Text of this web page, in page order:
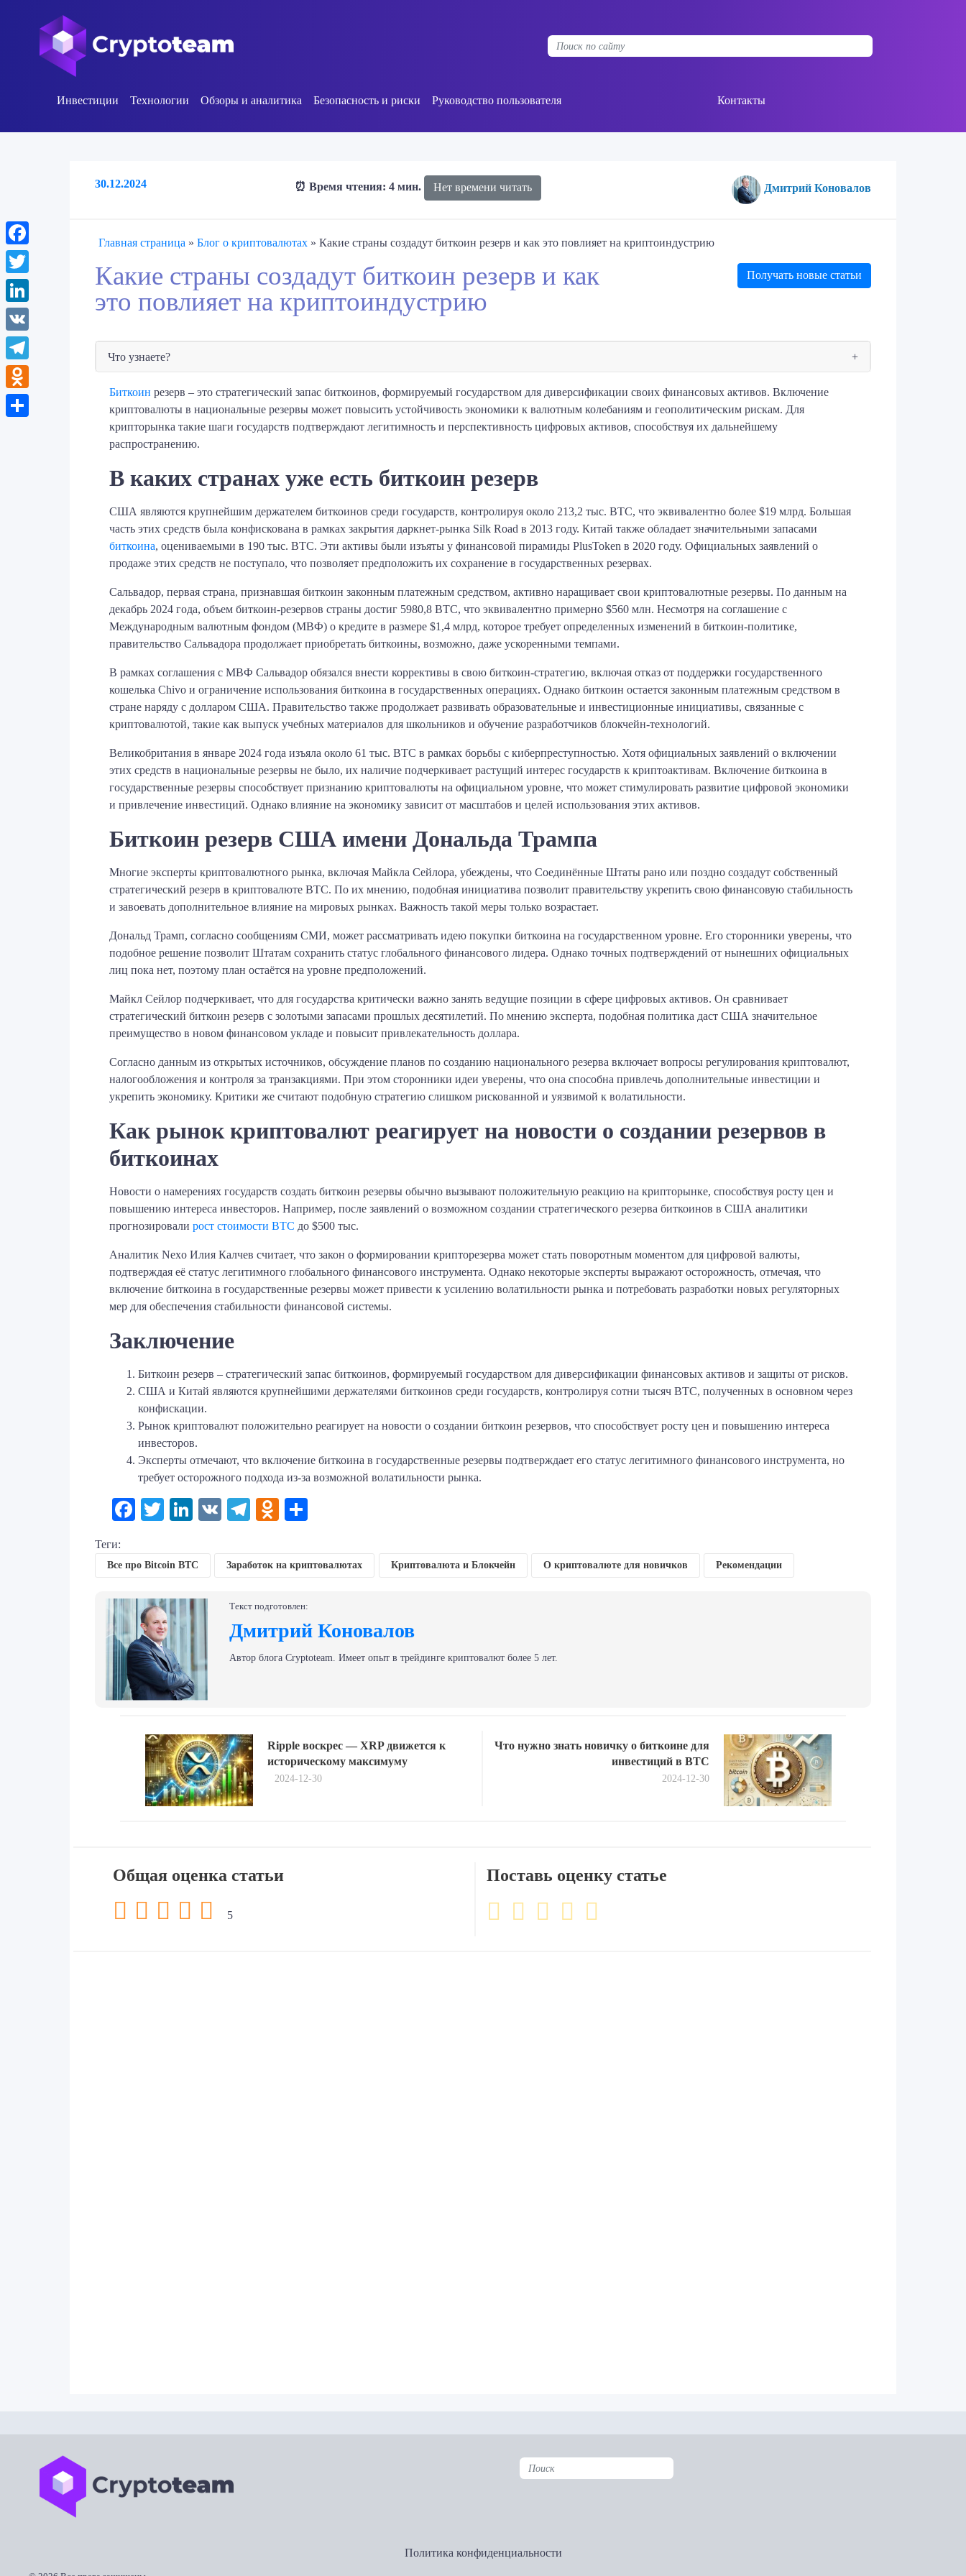
Инвестиции Технологии Обзоры и аналитика Безопасность и риски Руководство пользователя Контакты
30.12.2024 ⏰ Время чтения: 4 мин. Нет времени читать Дмитрий Коновалов
Главная страница » Блог о криптовалютах » Какие страны создадут биткоин резерв и как это повлияет на криптоиндустрию
Какие страны создадут биткоин резерв и как
это повлияет на криптоиндустрию
Получать новые статьи
Что узнаете?
Биткоин резерв – это стратегический запас биткоинов, формируемый государством для диверсификации своих финансовых активов. Включение
криптовалюты в национальные резервы может повысить устойчивость экономики к валютным колебаниям и геополитическим рискам. Для
крипторынка такие шаги государств подтверждают легитимность и перспективность цифровых активов, способствуя их дальнейшему
распространению.
В каких странах уже есть биткоин резерв
США являются крупнейшим держателем биткоинов среди государств, контролируя около 213,2 тыс. BTC, что эквивалентно более $19 млрд. Большая
часть этих средств была конфискована в рамках закрытия даркнет-рынка Silk Road в 2013 году. Китай также обладает значительными запасами
биткоина, оцениваемыми в 190 тыс. BTC. Эти активы были изъяты у финансовой пирамиды PlusToken в 2020 году. Официальных заявлений о
продаже этих средств не поступало, что позволяет предположить их сохранение в государственных резервах.
Сальвадор, первая страна, признавшая биткоин законным платежным средством, активно наращивает свои криптовалютные резервы. По данным на
декабрь 2024 года, объем биткоин-резервов страны достиг 5980,8 BTC, что эквивалентно примерно $560 млн. Несмотря на соглашение с
Международным валютным фондом (МВФ) о кредите в размере $1,4 млрд, которое требует определенных изменений в биткоин-политике,
правительство Сальвадора продолжает приобретать биткоины, возможно, даже ускоренными темпами.
В рамках соглашения с МВФ Сальвадор обязался внести коррективы в свою биткоин-стратегию, включая отказ от поддержки государственного
кошелька Chivo и ограничение использования биткоина в государственных операциях. Однако биткоин остается законным платежным средством в
стране наряду с долларом США. Правительство также продолжает развивать образовательные и инвестиционные инициативы, связанные с
криптовалютой, такие как выпуск учебных материалов для школьников и обучение разработчиков блокчейн-технологий.
Великобритания в январе 2024 года изъяла около 61 тыс. BTC в рамках борьбы с киберпреступностью. Хотя официальных заявлений о включении
этих средств в национальные резервы не было, их наличие подчеркивает растущий интерес государств к криптоактивам. Включение биткоина в
государственные резервы способствует признанию криптовалюты на официальном уровне, что может стимулировать развитие цифровой экономики
и привлечение инвестиций. Однако влияние на экономику зависит от масштабов и целей использования этих активов.
Биткоин резерв США имени Дональда Трампа
Многие эксперты криптовалютного рынка, включая Майкла Сейлора, убеждены, что Соединённые Штаты рано или поздно создадут собственный
стратегический резерв в криптовалюте BTC. По их мнению, подобная инициатива позволит правительству укрепить свою финансовую стабильность
и завоевать дополнительное влияние на мировых рынках. Важность такой меры только возрастает.
Дональд Трамп, согласно сообщениям СМИ, может рассматривать идею покупки биткоина на государственном уровне. Его сторонники уверены, что
подобное решение позволит Штатам сохранить статус глобального финансового лидера. Однако точных подтверждений от нынешних официальных
лиц пока нет, поэтому план остаётся на уровне предположений.
Майкл Сейлор подчеркивает, что для государства критически важно занять ведущие позиции в сфере цифровых активов. Он сравнивает
стратегический биткоин резерв с золотыми запасами прошлых десятилетий. По мнению эксперта, подобная политика даст США значительное
преимущество в новом финансовом укладе и повысит привлекательность доллара.
Согласно данным из открытых источников, обсуждение планов по созданию национального резерва включает вопросы регулирования криптовалют,
налогообложения и контроля за транзакциями. При этом сторонники идеи уверены, что она способна привлечь дополнительные инвестиции и
укрепить экономику. Критики же считают подобную стратегию слишком рискованной и уязвимой к волатильности.
Как рынок криптовалют реагирует на новости о создании резервов в
биткоинах
Новости о намерениях государств создать биткоин резервы обычно вызывают положительную реакцию на крипторынке, способствуя росту цен и
повышению интереса инвесторов. Например, после заявлений о возможном создании стратегического резерва биткоинов в США аналитики
прогнозировали рост стоимости BTC до $500 тыс.
Аналитик Nexo Илия Калчев считает, что закон о формировании крипторезерва может стать поворотным моментом для цифровой валюты,
подтверждая её статус легитимного глобального финансового инструмента. Однако некоторые эксперты выражают осторожность, отмечая, что
включение биткоина в государственные резервы может привести к усилению волатильности рынка и потребовать разработки новых регуляторных
мер для обеспечения стабильности финансовой системы.
Заключение
Биткоин резерв – стратегический запас биткоинов, формируемый государством для диверсификации финансовых активов и защиты от рисков.
США и Китай являются крупнейшими держателями биткоинов среди государств, контролируя сотни тысяч BTC, полученных в основном через
конфискации.
Рынок криптовалют положительно реагирует на новости о создании биткоин резервов, что способствует росту цен и повышению интереса
инвесторов.
Эксперты отмечают, что включение биткоина в государственные резервы подтверждает его статус легитимного финансового инструмента, но
требует осторожного подхода из-за возможной волатильности рынка.
Facebook
TwitterLinkedIn
VK Telegram
Odnoklassniki
Теги:
Все про Bitcoin BTC Заработок на криптовалютах Криптовалюта и Блокчейн О криптовалюте для новичков Рекомендации
Текст подготовлен:
Дмитрий Коновалов
Автор блога Сryptoteam. Имеет опыт в трейдинге криптовалют более 5 лет.
записям
Previous
post:
Ripple воскрес — XRP движется к
историческому максимуму
2024-12-30
Next
Что нужно знать новичку о биткоине для
инвестиций в BTC
2024-12-30
Общая оценка статьи
5
Поставь оценку статье
Политика конфиденциальности
Facebook
Twitter
LinkedIn
VK
Telegram
Odnoklassniki